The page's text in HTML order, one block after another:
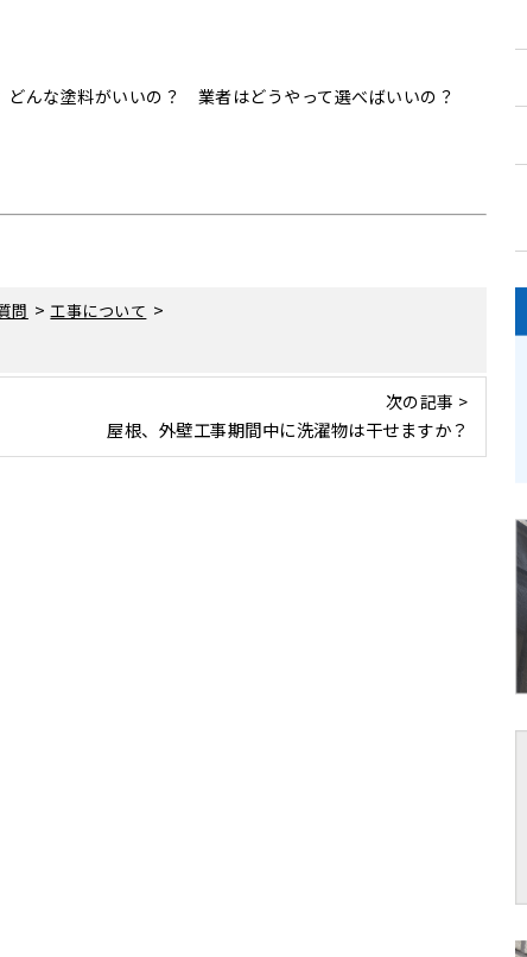
んな塗料がいいの？ 業者はどうやって選べばいいの？
問 >工事について >
次の記事 >
屋根、外壁工事期間中に洗濯物は干せますか？